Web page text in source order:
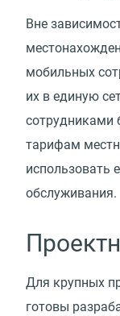
Вне
мобильных
их в единую
сотрудниками
тарифам
использовать
обслуживания.
Для крупных
готовы